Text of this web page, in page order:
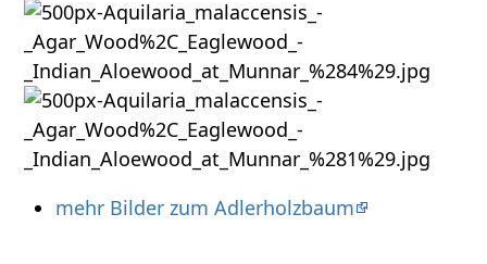
mehr Bilder zum Adlerholzbaum